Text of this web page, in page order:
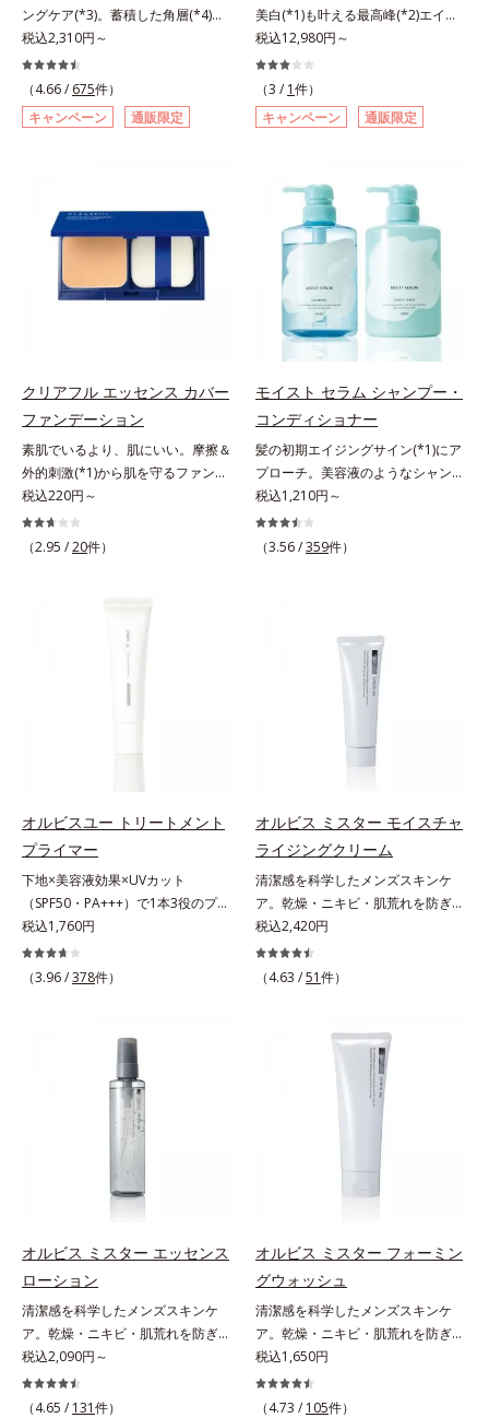
で、手軽においしくたんぱく質を摂
れます。*1 1杯分（約27g）当り。
コラーゲン含む。*2 ビタミンB1、
B2、B6、B12、ナイアシン、パン
トテン酸各商品の詳しい情報は商品
ページをご覧ください。・BEAUTY
ラ肌が長時間続きます。パウダータ
イプながら、SPF50+・PA++++。パ
ウダーならではの軽いつけごこち
で、日焼け止めが苦手な方にもおす
すめです。水や汗に強いスーパーウ
ォータープルーフ(*4)だから、レジ
合＝セミマット肌を叶える球状と板
状の粉体*2 シリカ6種類、セルロー
ス*3 シリカ配合＝皮脂を吸着する
粉体*4 化粧持ち性能
ングケア(*3)。蓄積した角層(*4)を
絡めとりくすみ(*5)を晴らす高密着
マイルドピーリング(*6)洗顔料。ハ
リも透明感(*7)も結果主義。年齢サ
イン(*8)の因子に着目した肌科学エ
イジングケア(*3)シリーズ。オルビ
原因に着目。加齢とともに現れる年
齢サインについて研究を進めたとこ
ろ、弾力感のない状態である「ハリ
のなさ」や、くすみ(*5)などが現れ
美容成分(*9)として「G.D.F.アクテ
ィベーター(*10)」を配合。そし
て、従来から配合している美白(*1)
有効成分「トラネキサム酸」を配合
しました。さらに、シリーズ共通の
美容成分「GLルートブースター
(*11)」を配合することで、肌のふ
アが叶うシリーズに。3ステップで
上向き(*12)のハリと透明感を。効
果的なシナジー設計で、あなたのエ
イジングケアを応援します。*1 メ
ラニンの生成を抑え、シミ・ソバカ
と*4 剥がれずに肌に蓄積した古い
角層*5 乾燥による*6 洗浄によ
る物理的効果*7 うるおいによる
*8 乾燥、ハリ・ツヤのなさ*9
保湿成分*10 ロニセラカエルレア
果汁、ノバラエキス配合＝うるおい
を与えハリと透明感に満ちた肌へ導
く保湿成分*11 メマツヨイグサ抽
出液、スイカズラエキス配合＝角層
税込2,310円～
（4.66 / 675件）
キャンペーン
通販限定
美白(*1)も叶える最高峰(*2)エイジ
ングケア(*3)。ハリも透明感(*4)も
結果主義。年齢サイン(*5)の因子に
着目した肌科学エイジングケア(*3)
シリーズ。オルビスユー ドットシ
リーズは、年齢による肌悩み一つ一
とともに現れる年齢サイン(*5)につ
いて研究を進めたところ、弾力感の
ない状態である「ハリのなさ」や、
くすみ(*6)などが現れている状態で
ある「透明感のなさ」が現れること
で大人の肌印象に大きな影響を与え
ていることが分かりました。そこで
オルビスユー ドットシリーズは美
容成分(*7)として「G.D.F.アクティ
ベーター(*8)」を配合。そして、従
来から配合している美白有効成分
「トラネキサム酸」を配合しまし
た。さらに、シリーズ共通の美容成
分(*7)「GLルートブースター(*9)」
を配合することで、肌のふっくら感
や透明感を叶えます。美白ケアしな
シナジー設計で、あなたのエイジン
グケアを応援します。*1 メラニン
の生成を抑え、シミ・ソバカスを防
ぐ（ウォッシュ除く）*2 オルビス
内スキンケアシリーズの保湿力*3
年齢に応じたお手入れのこと*4 う
るおいによる*5 乾燥、ハリ・ツヤ
ロニセラカエルレア果汁、ノバラエ
キス配合＝うるおいを与えハリと透
明感に満ちた肌へ導く保湿成分*9
メマツヨイグサ抽出液、スイカズラ
エキス配合＝角層のすみずみまで水
分・油分を保ち、ハリ・ツヤを与え
る保湿成分*10 気持ちのこと各商品
の詳しい情報は商品ページをご覧く
税込12,980円～
（3 / 1件）
キャンペーン
通販限定
クリアフル エッセンス カバー
ファンデーション
素肌でいるより、肌にいい。摩擦＆
外的刺激(*1)から肌を守るファンデ
ーション。肌荒れやニキビがある
と、ファンデーションを塗っていい
か悩むもの。とはいえ、素肌のまま
れしやすい、ニキビができやすい人
こそ、肌負担が少ない低刺激設計の
ファンデーションで守るのがベス
ト。「クリアフル エッセンス カバ
ー ファンデーション」は紫外線吸
ことを考えた設計。さらに美容成分
に包まれた水分保持力の高い粉体や
和漢植物由来成分をはじめとした、
肌をいたわる保湿成分をたっぷり配
合しました。肌にやさしいだけでな
く、毛穴や凸凹、赤みをカバーし
て、自然な陶器肌を叶えます。*1
乾燥など*2 すべての人に皮膚刺激
がおきないというわけではありませ
税込220円～
（2.95 /20件）
モイスト セラム シャンプー・
コンディショナー
髪の初期エイジングサイン(*1)にア
プローチ。美容液のようなシャンプ
ー＆コンディショナーで触れていた
くなるうるツヤ髪へ。「髪のうねり
が気になる」「乾燥してパサつく」
トセラムシリーズ。まるでスキンケ
アアイテムのように美容液成分(*2)
を6つも配合。保水してうるおいを
逃さない成分と、深く浸透してうる
おいで満たす成分で、髪も地肌も贅
沢にケアします。さらにうるおいを
行き渡らせる浸透力と、うるおいを
用。髪のうねりを抑え、スタイリン
グのしやすい、ずっと触れていたく
なるうるツヤ髪へと導きます。ヒノ
キ、ラベンダー、ゼラニウムによる
リフレッシュアロマの香りで、バス
ルームがここちよいリラックス空間
に。*1 うねり、パサつき*2 保湿成
分
税込1,210円～
（3.56 /359件）
オルビスユー トリートメント
プライマー
下地×美容液効果×UVカット
（SPF50・PA+++）で1本3役のプラ
イマー。凹凸をつるんとなめらかに
(*1)整え、化粧ノリUPの高機能化粧
下地。“塗るたび高まる、素肌の美
る小ジワをカバーしてハリ肌に整え
る高機能化粧下地毛穴や小ジワの凹
凸をつるんとなめらかに(*1)。スキ
ンケア発想の化粧下地です。保湿成
分が肌全層(*2)に働きかけて、肌の
うるおいをグンとアップ＆リッチな
クリームのようにぴたっと密着。乾
燥による小ジワを目立たなく(*1)
す。むやみに隠すのではなくふわり
アのW効果で軽やかな美肌を印象づ
けます。紫外線吸収剤フリーなのに
高SPF値、さらにスキンプロテクト
複合成分(*3)が、ブルーライト、紫
外線、大気中の微粒子汚れなどの外
的ダメージから肌表面をガードしま
税込1,760円
（3.96 /378件）
オルビス ミスター モイスチャ
ライジングクリーム
清潔感を科学したメンズスキンケ
ア。乾燥・ニキビ・肌荒れを防ぎハ
リ・ツヤのある、好印象な清潔透明
肌(*1)へ。オルビスミスターは、男
性の清潔感、爽やかさ、若々しさの
であること(*2)を業界で初めて発見
(*3)。ニキビ・肌荒れ予防有効成分
と保湿成分を新たに配合。これまで
の乾燥・テカリへのケアはそのまま
ローチする進化を遂げました。うる
アイテム同士をなじみやすくする
「うるおいコネクト設計」を採用。
8アイテム分の機能を3ステップに集
約し、よりシンプルなお手入れで、
ハリ・ツヤのある好印象な清潔透明
肌(*1)へ導きます。*1 うるおいによ
る透明感のある肌*2 男性の顔画像
を用いた印象評価において、基準画
税込2,420円
（4.63 /51件）
オルビス ミスター エッセンス
ローション
清潔感を科学したメンズスキンケ
ア。乾燥・ニキビ・肌荒れを防ぎハ
リ・ツヤのある、好印象な清潔透明
肌(*1)へ。オルビス ミスターは、男
性の清潔感、爽やかさ、若々しさの
税込2,090円～
（4.65 / 131件）
オルビス ミスター フォーミン
グウォッシュ
清潔感を科学したメンズスキンケ
ア。乾燥・ニキビ・肌荒れを防ぎハ
リ・ツヤのある、好印象な清潔透明
肌(*1)へ。オルビス ミスターは、男
性の清潔感、爽やかさ、若々しさの
税込1,650円
（4.73 / 105件）